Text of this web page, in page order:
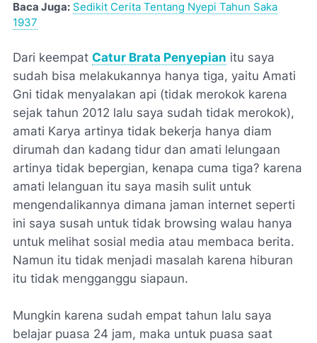
Baca Juga: Sedikit Cerita Tentang Nyepi Tahun Saka
1937
Dari keempat Catur Brata Penyepian itu saya
sudah bisa melakukannya hanya tiga, yaitu Amati
Gni tidak menyalakan api (tidak merokok karena
sejak tahun 2012 lalu saya sudah tidak merokok),
amati Karya artinya tidak bekerja hanya diam
dirumah dan kadang tidur dan amati lelungaan
artinya tidak bepergian, kenapa cuma tiga? karena
amati lelanguan itu saya masih sulit untuk
mengendalikannya dimana jaman internet seperti
ini saya susah untuk tidak browsing walau hanya
untuk melihat sosial media atau membaca berita.
Namun itu tidak menjadi masalah karena hiburan
itu tidak mengganggu siapaun.
Mungkin karena sudah empat tahun lalu saya
belajar puasa 24 jam, maka untuk puasa saat